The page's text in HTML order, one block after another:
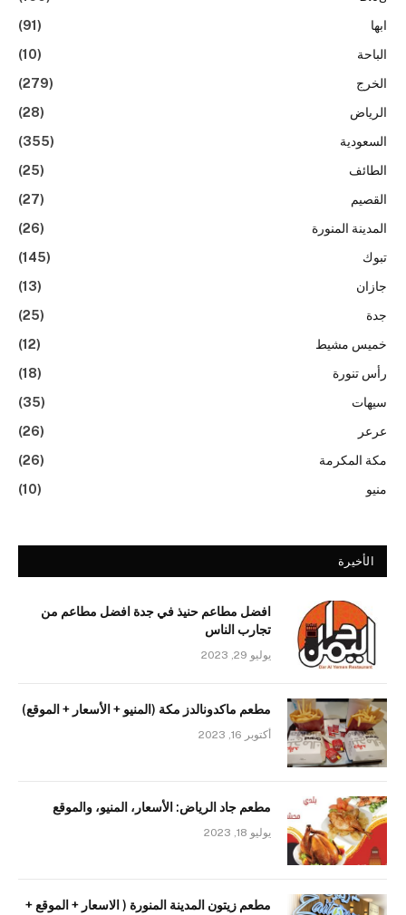
ابها
(91)
الباحة
(10)
الخرج
(279)
الرياض
(28)
السعودية
(355)
الطائف
(25)
القصيم
(27)
المدينة المنورة
(26)
تبوك
(145)
جازان
(13)
جدة
(25)
خميس مشيط
(12)
رأس تنورة
(18)
سيهات
(35)
عرعر
(26)
مكة المكرمة
(26)
منيو
(10)
الأخيرة
افضل مطاعم حنيذ في جدة افضل مطاعم من
تجارب الناس
يوليو 29, 2023
مطعم ماكدونالدز مكة (المنيو + الأسعار + الموقع)
أكتوبر 16, 2023
مطعم جاد الرياض: الأسعار، المنيو، والموقع
يوليو 18, 2023
مطعم زيتون المدينة المنورة ( الاسعار + الموقع +